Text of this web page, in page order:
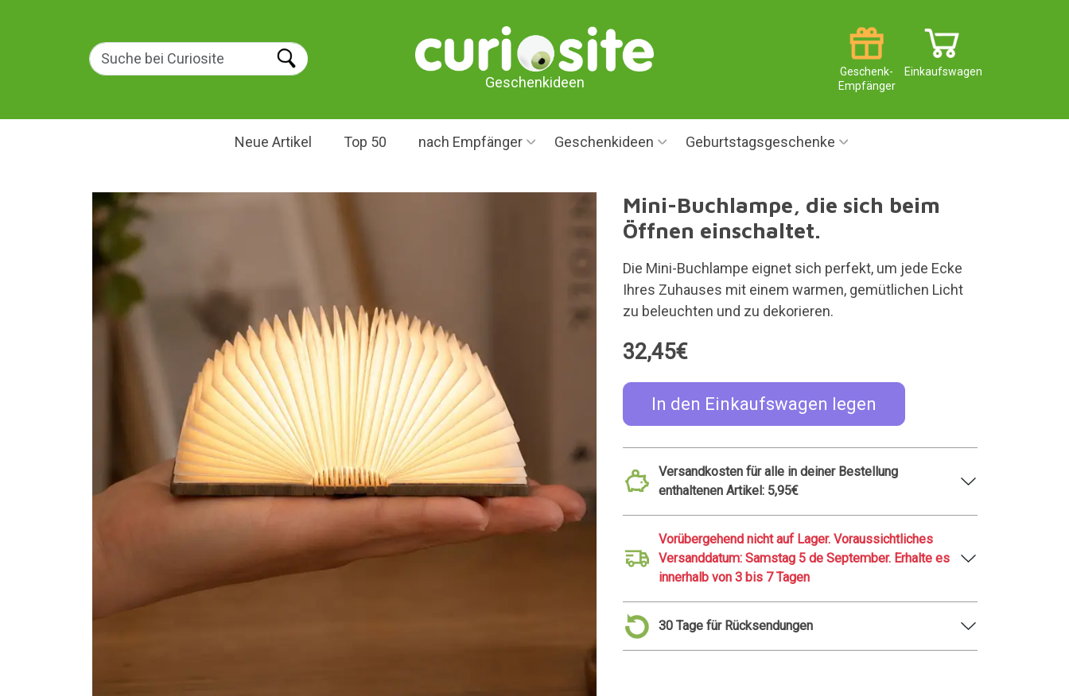
Geschenkideen
Einkaufswagen
Geschenk-
Empfänger
Neue Artikel Top 50 nach Empfänger Geschenkideen Geburtstagsgeschenke
Mini-Buchlampe, die sich beim
Öffnen einschaltet.
Die Mini-Buchlampe eignet sich perfekt, um jede Ecke
Ihres Zuhauses mit einem warmen, gemütlichen Licht
zu beleuchten und zu dekorieren.
32,45€
In den Einkaufswagen legen
Versandkosten für alle in deiner Bestellung
enthaltenen Artikel: 5,95€
Vorübergehend nicht auf Lager. Voraussichtliches
Versanddatum: Samstag 5 de September. Erhalte es
innerhalb von 3 bis 7 Tagen
30 Tage für Rücksendungen